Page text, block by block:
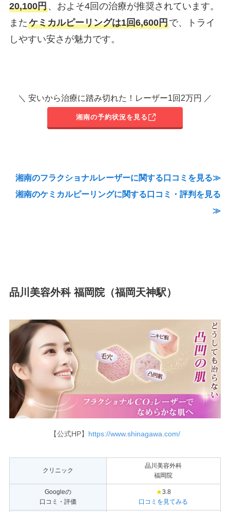
20,100円、およそ4回の治療が推奨されています。
またケミカルピーリングは1回6,600円で、トライ
しやすい安さが魅力です。
＼ 安いから治療に踏み切れた！レーザー1回2万円 ／
湘南の予約状況を見る
湘南のフラクショナルレーザーに関する口コミを見る≫
湘南のケミカルピーリングに関する口コミ・評判を見る
≫
品川美容外科 福岡院（福岡天神駅）
【公式HP】 https://www.shinagawa.com/
クリニック
品川美容外科
福岡院
Googleの
口コミ・評価
★3.8
口コミを見てみる